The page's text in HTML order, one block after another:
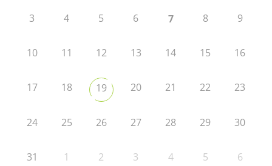
3 4 5 6 7 8 9
10 11 12 13 14 15 16
17 18 19 20 21 22 23
24 25 26 27 28 29 30
31 1 2 3 4 5 6